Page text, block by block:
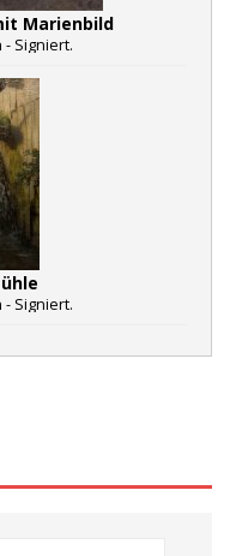
Marienbild
- Signiert.
- Signiert.